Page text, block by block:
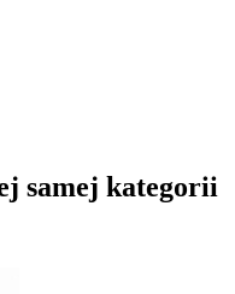
samej kategorii